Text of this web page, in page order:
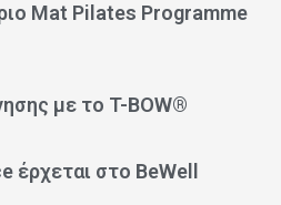
Mat Pilates Programme
με το T-BOW®
έρχεται στο BeWell